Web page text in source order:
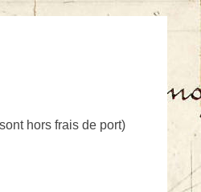
hors frais de port)